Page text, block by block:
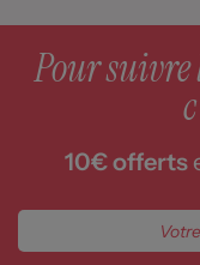
Pour suivre
10€ offerts